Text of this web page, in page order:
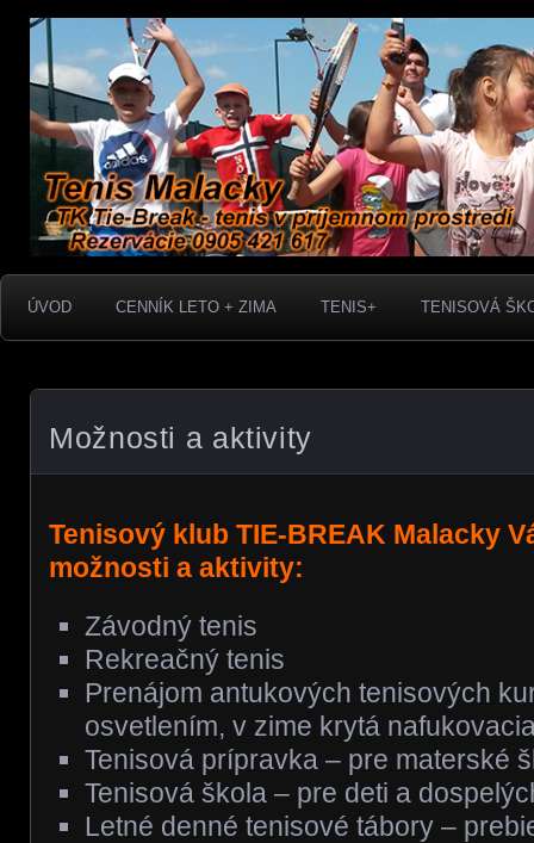
Tenis Malacky
TK Tie-Break - tenis v príjemnom prostredí. Rezervácie
ÚVOD CENNÍK LETO + ZIMA TENIS+ TENISOVÁ
Možnosti a aktivity
Tenisový klub TIE-BREAK Malacky
možnosti a aktivity:
Závodný tenis
Rekreačný tenis
Prenájom antukových tenisových
osvetlením, v zime krytá
Tenisová prípravka – pre materské
Tenisová škola – pre deti a
Letné denné tenisové tábory –